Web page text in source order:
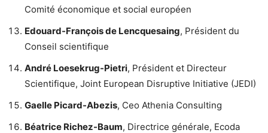
Comité économique et social européen
Edouard-François de Lencquesaing, Président du
Conseil scientifique
André Loesekrug-Pietri, Président et Directeur
Scientifique, Joint European Disruptive Initiative (JEDI)
Gaelle Picard-Abezis, Ceo Athenia Consulting
Béatrice Richez-Baum, Directrice générale, Ecoda